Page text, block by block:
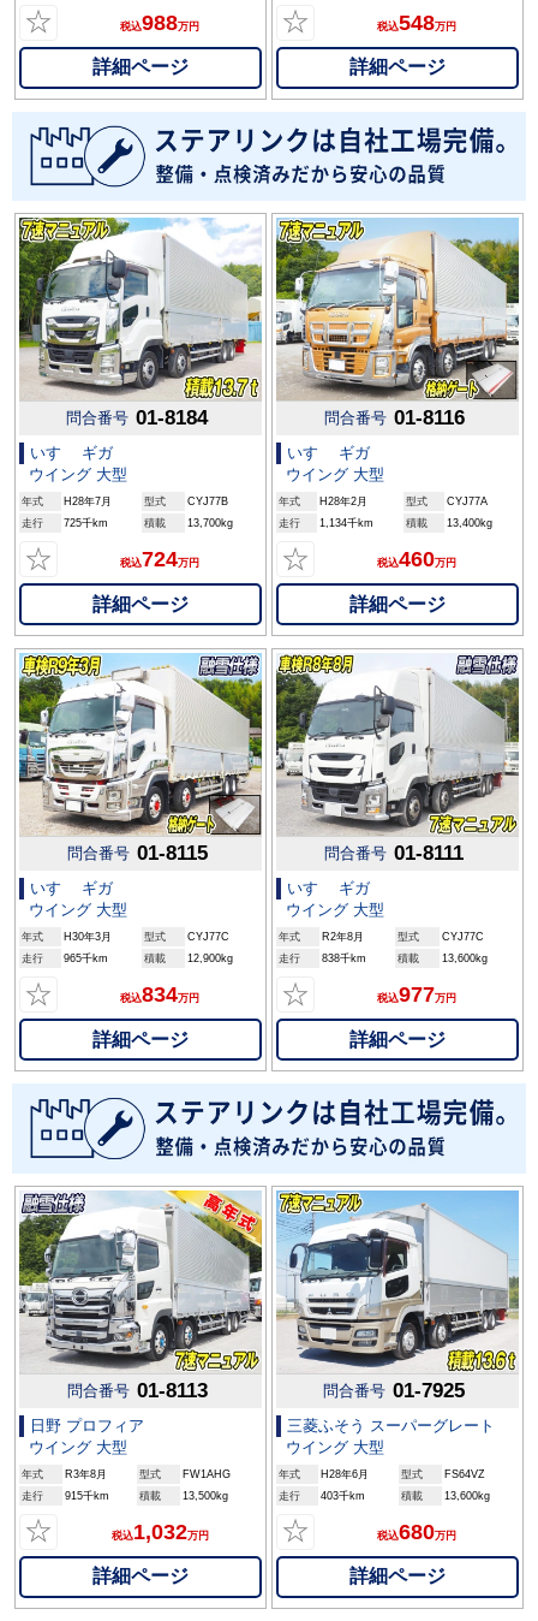
☆ 税込988万円
詳細ページ
☆ 税込548万円
詳細ページ
問合番号 01-8184
いすゞ ギガ
ウイング 大型
年式 H28年7月 型式
CYJ77B
走行
725千km 積載 13,700kg
☆ 税込724万円
詳細ページ
問合番号 01-8116
いすゞ ギガ
ウイング 大型
年式 H28年2月 型式
CYJ77A
走行
1,134千km 積載 13,400kg
☆ 税込460万円
詳細ページ
問合番号 01-8115
いすゞ ギガ
ウイング 大型
年式 H30年3月 型式
CYJ77C
走行
965千km 積載 12,900kg
☆ 税込834万円
詳細ページ
問合番号 01-8111
いすゞ ギガ
ウイング 大型
年式 R2年8月 型式
CYJ77C
走行
838千km 積載 13,600kg
☆ 税込977万円
詳細ページ
問合番号 01-8113
日野 プロフィア
ウイング 大型
年式 R3年8月 型式
FW1AHG
走行
915千km 積載 13,500kg
☆ 税込1,032万円
詳細ページ
問合番号 01-7925
三菱ふそう スーパーグレート
ウイング 大型
年式 H28年6月 型式
FS64VZ
走行
403千km 積載 13,600kg
☆ 税込680万円
詳細ページ